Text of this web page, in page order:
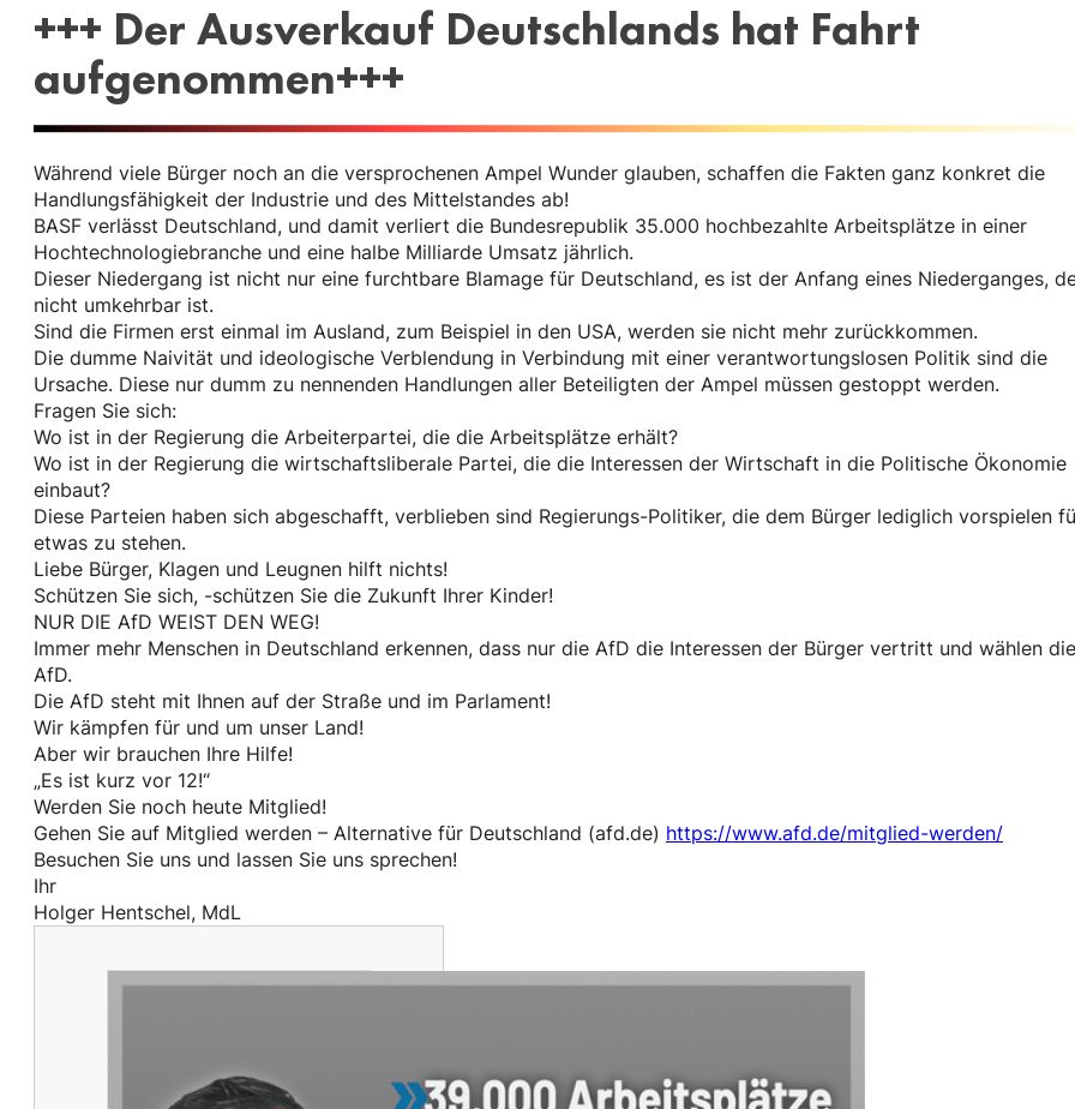
+++ Der Ausverkauf Deutschlands hat Fahrt
aufgenommen+++
Während viele Bürger noch an die versprochenen Ampel Wunder glauben, schaffen die Fakten ganz konkret die
Handlungsfähigkeit der Industrie und des Mittelstandes ab!
BASF verlässt Deutschland, und damit verliert die Bundesrepublik 35.000 hochbezahlte Arbeitsplätze in einer
Hochtechnologiebranche und eine halbe Milliarde Umsatz jährlich.
Dieser Niedergang ist nicht nur eine furchtbare Blamage für Deutschland, es ist der Anfang eines Niederganges,
nicht umkehrbar ist.
Sind die Firmen erst einmal im Ausland, zum Beispiel in den USA, werden sie nicht mehr zurückkommen.
Die dumme Naivität und ideologische Verblendung in Verbindung mit einer verantwortungslosen Politik sind die
Ursache. Diese nur dumm zu nennenden Handlungen aller Beteiligten der Ampel müssen gestoppt werden.
Fragen Sie sich:
Wo ist in der Regierung die Arbeiterpartei, die die Arbeitsplätze erhält?
Wo ist in der Regierung die wirtschaftsliberale Partei, die die Interessen der Wirtschaft in die Politische Ökonomie
einbaut?
Diese Parteien haben sich abgeschafft, verblieben sind Regierungs-Politiker, die dem Bürger lediglich vorspielen
etwas zu stehen.
Liebe Bürger, Klagen und Leugnen hilft nichts!
Schützen Sie sich, -schützen Sie die Zukunft Ihrer Kinder!
NUR DIE AfD WEIST DEN WEG!
Immer mehr Menschen in Deutschland erkennen, dass nur die AfD die Interessen der Bürger vertritt und wählen die
AfD.
Die AfD steht mit Ihnen auf der Straße und im Parlament!
Wir kämpfen für und um unser Land!
Aber wir brauchen Ihre Hilfe!
„Es ist kurz vor 12!“
Werden Sie noch heute Mitglied!
Gehen Sie auf Mitglied werden – Alternative für Deutschland (afd.de) https://www.afd.de/mitglied-werden/
Besuchen Sie uns und lassen Sie uns sprechen!
Ihr
Holger Hentschel, MdL